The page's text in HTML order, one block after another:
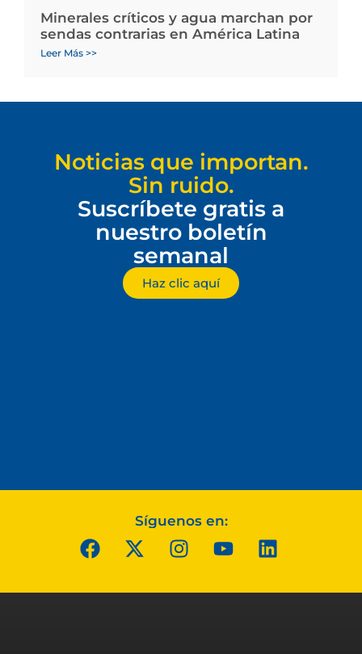
Minerales críticos y agua marchan por
sendas contrarias en América Latina
Leer Más >>
Noticias que importan.
Sin ruido.
Suscríbete gratis a
nuestro boletín
semanal
Haz clic aquí
Síguenos en: